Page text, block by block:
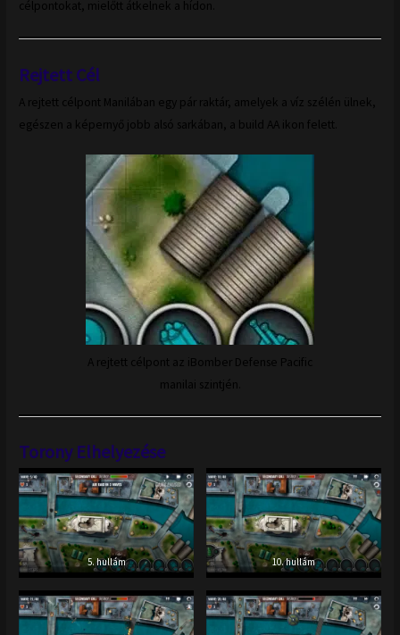
célpontokat, mielőtt átkelnek a hídon.
Rejtett Cél
A rejtett célpont Manilában egy pár raktár, amelyek a víz szélén ülnek,
egészen a képernyő jobb alsó sarkában, a build AA ikon felett.
A rejtett célpont az iBomber Defense Pacific
manilai szintjén.
Torony Elhelyezése
5. hullám 10. hullám